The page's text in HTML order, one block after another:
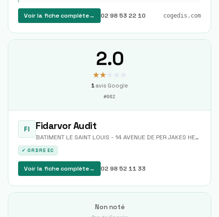
Voir la fiche complète→ 02 98 53 22 10 cogedis.com
2.0
★★★★★
1 avis Google
#002
FI Fidarvor Audit
BATIMENT LE SAINT LOUIS - 14 AVENUE DE PER JAKES HELIAS
✓ ORDRE EC
Voir la fiche complète→ 02 98 52 11 33
Non noté